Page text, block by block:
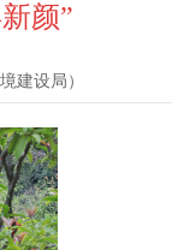
颜”
建设局）